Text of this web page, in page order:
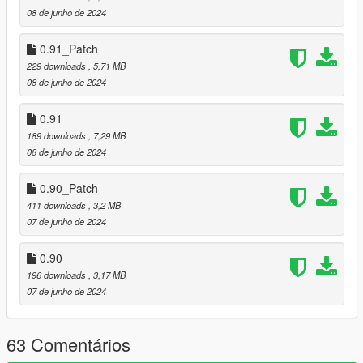
Go to mods/update/update.rpf/common/data open dlclist.xml
and add the line
<Item>dlcpacks:/stanierremake/</Item>
Credits:
Me - Models & Textures
Dexyfex - CodeWalker
Skylumz & Coltfox - Sollumz
08 de junho de 2024
0.91_Patch
229 downloads , 5,71 MB
08 de junho de 2024
0.91
189 downloads
, 7,29 MB
08 de junho de 2024
0.90_Patch
411 downloads , 3,2 MB
07 de junho de 2024
0.90
196 downloads , 3,17 MB
07 de junho de 2024
63 Comentários